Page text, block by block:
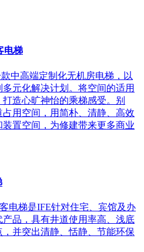
电梯
中高端定制化无机房电梯，以
多元化解决计划。将空间的适用
打造心旷神怡的乘梯感受。别
占用空间，用简朴、清静、高效
置空间，为修建带来更多商业
电梯是IFE针对住宅、宾馆及办
品，具有井道使用率高、浅底
，并突出清静、恬静、节能环保